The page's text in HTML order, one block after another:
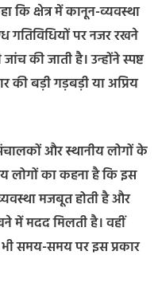
कि क्षेत्र में कानून-व्यवस्था
गतिविधियों पर नजर रखने
की जाती है। उन्होंने स्पष्ट
की बड़ी गड़बड़ी या अप्रिय
और स्थानीय लोगों के
लोगों का कहना है कि इस
मजबूत होती है और
में मदद मिलती है। वहीं
समय-समय पर इस प्रकार